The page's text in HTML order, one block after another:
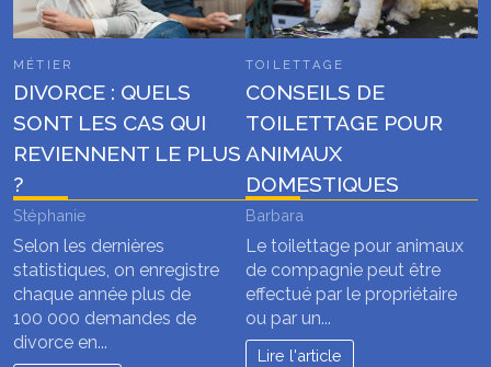
MÉTIER
DIVORCE : QUELS
SONT LES CAS QUI
REVIENNENT LE PLUS
?
Stéphanie
Selon les dernières
statistiques, on enregistre
chaque année plus de
100 000 demandes de
divorce en...
TOILETTAGE
CONSEILS DE
TOILETTAGE POUR
ANIMAUX
DOMESTIQUES
Barbara
Le toilettage pour animaux
de compagnie peut être
effectué par le propriétaire
ou par un...
Lire l'article